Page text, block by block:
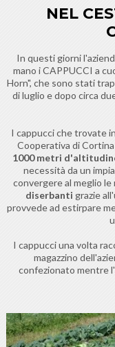
NEL
In questi giorni
mano i CAPPUCCI a
Horn", che sono stati
di luglio e dopo circa
I cappucci che trovate
Cooperativa di
1000 metri
necessità da un
convergere al meglio
diserbanti grazie
provvede ad estirpare
I cappucci una volta
magazzino
confezionato mentre